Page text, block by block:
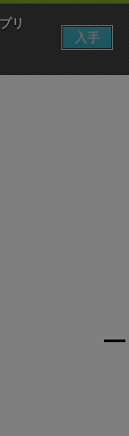
リ
入手